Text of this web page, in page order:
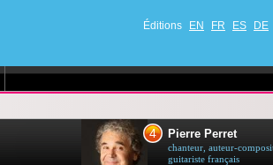
Éditions EN FR ES DE
4 Pierre Perret
chanteur, auteur-
guitariste français